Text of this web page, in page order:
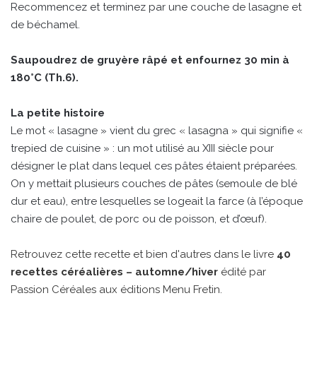
Recommencez et terminez par une couche de lasagne et
de béchamel.
Saupoudrez de gruyère râpé et enfournez 30 min à
180°C (Th.6).
La petite histoire
Le mot « lasagne » vient du grec « lasagna » qui signifie «
trepied de cuisine » : un mot utilisé au XIII siècle pour
désigner le plat dans lequel ces pâtes étaient préparées.
On y mettait plusieurs couches de pâtes (semoule de blé
dur et eau), entre lesquelles se logeait la farce (à l’époque
chaire de poulet, de porc ou de poisson, et d’œuf).
Retrouvez cette recette et bien d'autres dans le livre 40
recettes céréalières – automne/hiver édité par
Passion Céréales aux éditions Menu Fretin.